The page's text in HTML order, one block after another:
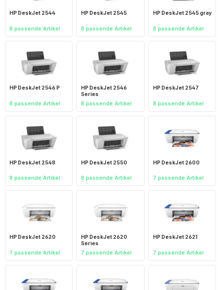
HP DeskJet 2544
8 passende Artikel
HP DeskJet 2545
8 passende Artikel
HP DeskJet 2545 gray
8 passende Artikel
HP DeskJet 2546 P
8 passende Artikel
HP DeskJet 2546
Series
8 passende Artikel
HP DeskJet 2547
8 passende Artikel
HP DeskJet 2548
8 passende Artikel
HP DeskJet 2550
8 passende Artikel
HP DeskJet 2600
7 passende Artikel
HP DeskJet 2620
7 passende Artikel
HP DeskJet 2620
Series
7 passende Artikel
HP DeskJet 2621
7 passende Artikel